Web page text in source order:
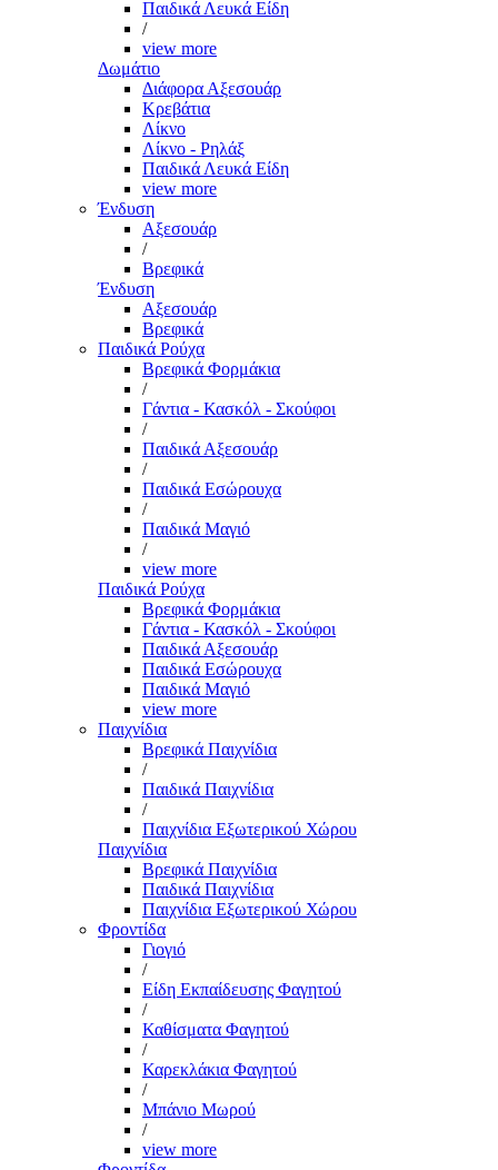
Παιδικά Λευκά Είδη
/
view more
Δωμάτιο
Διάφορα Αξεσουάρ
Κρεβάτια
Λίκνο
Λίκνο - Ρηλάξ
Παιδικά Λευκά Είδη
view more
Ένδυση
Αξεσουάρ
/
Βρεφικά
Ένδυση
Αξεσουάρ
Βρεφικά
Παιδικά Ρούχα
Βρεφικά Φορμάκια
/
Γάντια - Κασκόλ - Σκούφοι
/
Παιδικά Αξεσουάρ
/
Παιδικά Εσώρουχα
/
Παιδικά Μαγιό
/
view more
Παιδικά Ρούχα
Βρεφικά Φορμάκια
Γάντια - Κασκόλ - Σκούφοι
Παιδικά Αξεσουάρ
Παιδικά Εσώρουχα
Παιδικά Μαγιό
view more
Παιχνίδια
Βρεφικά Παιχνίδια
/
Παιδικά Παιχνίδια
/
Παιχνίδια Εξωτερικού Χώρου
Παιχνίδια
Βρεφικά Παιχνίδια
Παιδικά Παιχνίδια
Παιχνίδια Εξωτερικού Χώρου
Φροντίδα
Γιογιό
/
Είδη Εκπαίδευσης Φαγητού
/
Καθίσματα Φαγητού
/
Καρεκλάκια Φαγητού
/
Μπάνιο Μωρού
/
view more